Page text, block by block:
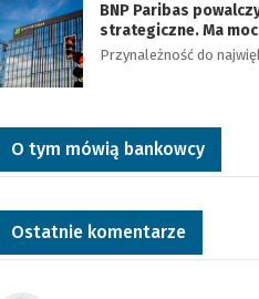
BNP Paribas
strategiczne. Ma
Przynależność do
O tym mówią bankowcy
Ostatnie komentarze